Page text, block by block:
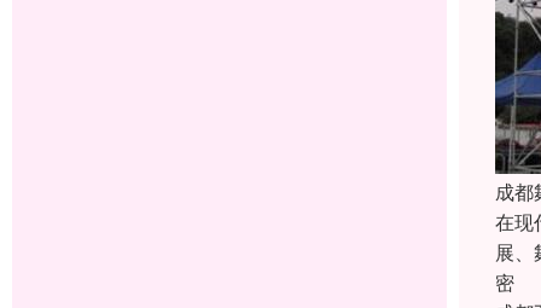
成都
在现
展、
密